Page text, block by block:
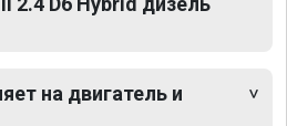
на двигатель и